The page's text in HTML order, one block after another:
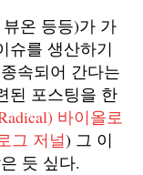
온 등등)가 가
슈를 생산하기
속되어 간다는
된 포스팅을 한
바이올로
그 저널) 그 이
듯 싶다.